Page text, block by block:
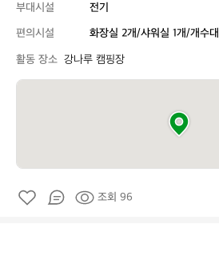
부대시설
전기
편의시설
화장실 2개/샤워실 1개/개수
활동 장소 강나루 캠핑장
조회 96